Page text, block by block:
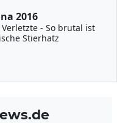
2016
- So brutal ist
Stierhatz